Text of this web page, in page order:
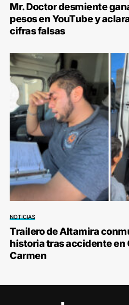
Mr. Doctor desmiente
pesos en YouTube y
cifras falsas
NOTICIAS
Trailero de Altamira
historia tras accidente en
Carmen